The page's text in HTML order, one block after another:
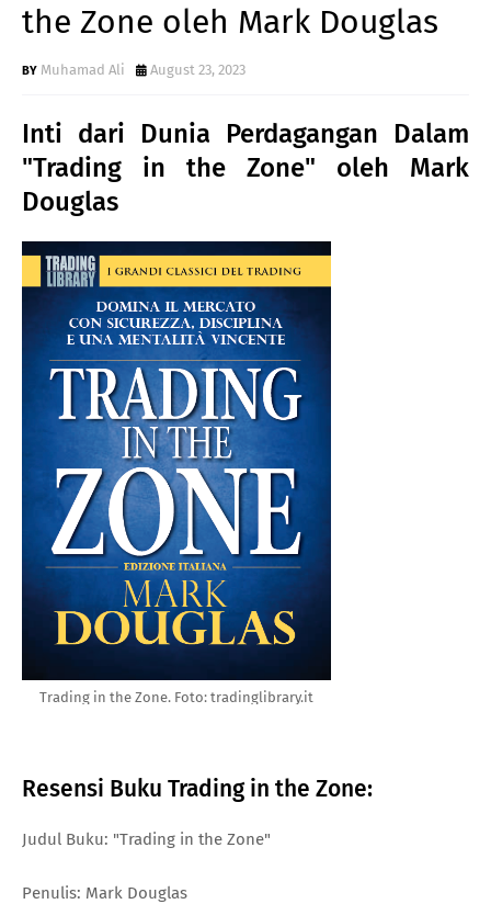
the Zone oleh Mark Douglas
Muhamad Ali August 23, 2023
Inti dari Dunia Perdagangan Dalam
"Trading in the Zone" oleh Mark
Douglas
Trading in the Zone. Foto: tradinglibrary.it
Resensi Buku Trading in the Zone:
Judul Buku: "Trading in the Zone"
Penulis: Mark Douglas